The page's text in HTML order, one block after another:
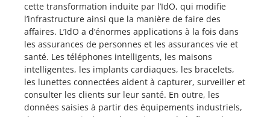
cette transformation induite par l’IdO, qui modifie
l’infrastructure ainsi que la manière de faire des
affaires. L’IdO a d’énormes applications à la fois dans
les assurances de personnes et les assurances vie et
santé. Les téléphones intelligents, les maisons
intelligentes, les implants cardiaques, les bracelets,
les lunettes connectées aident à capturer, surveiller et
consulter les clients sur leur santé. En outre, les
données saisies à partir des équipements industriels,